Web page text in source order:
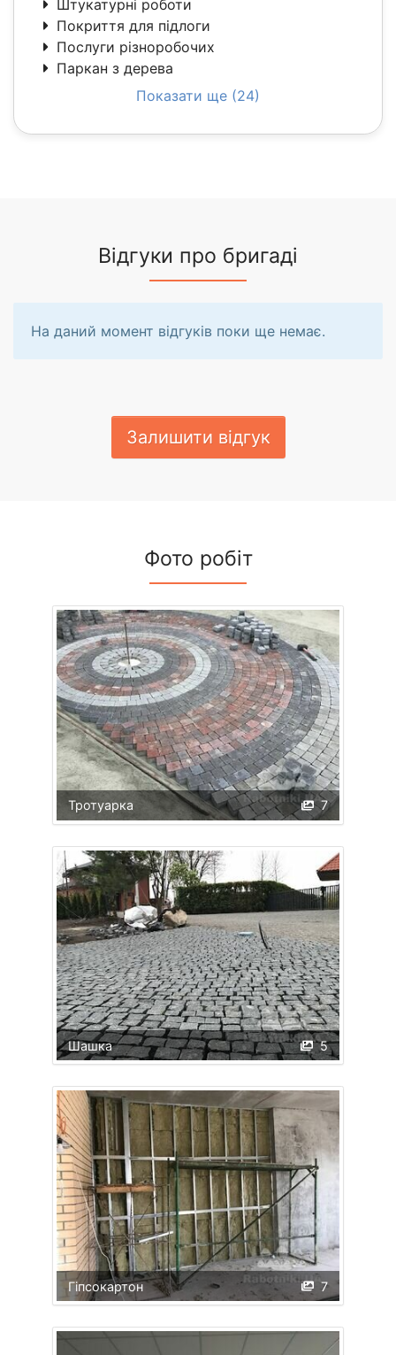
Штукатурні роботи
Покриття для підлоги
Послуги різноробочих
Паркан з дерева
Показати ще (24)
Відгуки про бригаді
На даний момент відгуків поки ще немає.
Залишити відгук
Фото робіт
7
Тротуарка
5
Шашка
7
Гіпсокартон